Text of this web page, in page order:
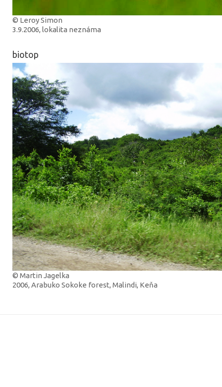
© Leroy Simon
3.9.2006, lokalita neznáma
biotop
© Martin Jagelka
2006, Arabuko Sokoke forest, Malindi, Keňa